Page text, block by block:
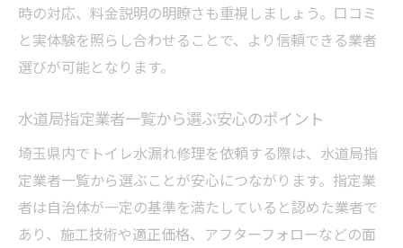
時の対応、料金説明の明瞭さも重視しましょう。口コミ
と実体験を照らし合わせることで、より信頼できる業者
選びが可能となります。
水道局指定業者一覧から選ぶ安心のポイント
埼玉県内でトイレ水漏れ修理を依頼する際は、水道局指
定業者一覧から選ぶことが安心につながります。指定業
者は自治体が一定の基準を満たしていると認めた業者で
あり、施工技術や適正価格、アフターフォローなどの面